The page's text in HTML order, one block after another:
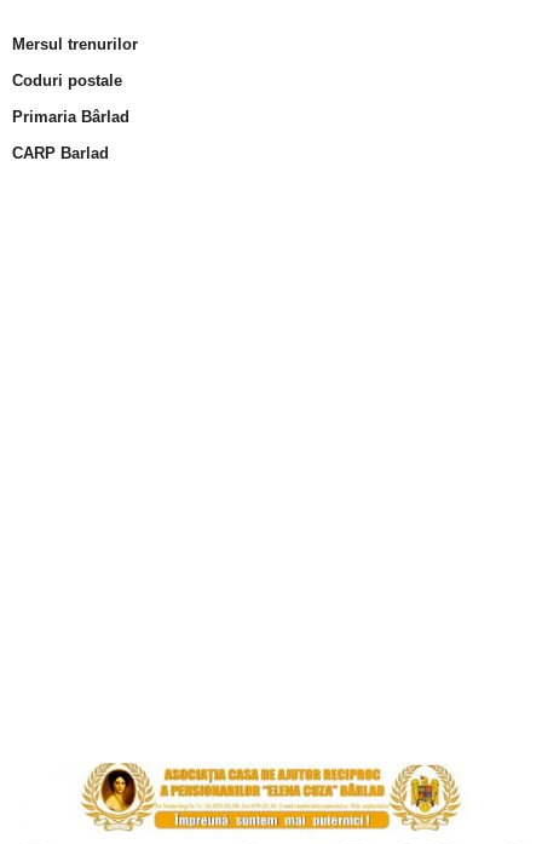
Mersul trenurilor
Coduri postale
Primaria Bârlad
CARP Barlad